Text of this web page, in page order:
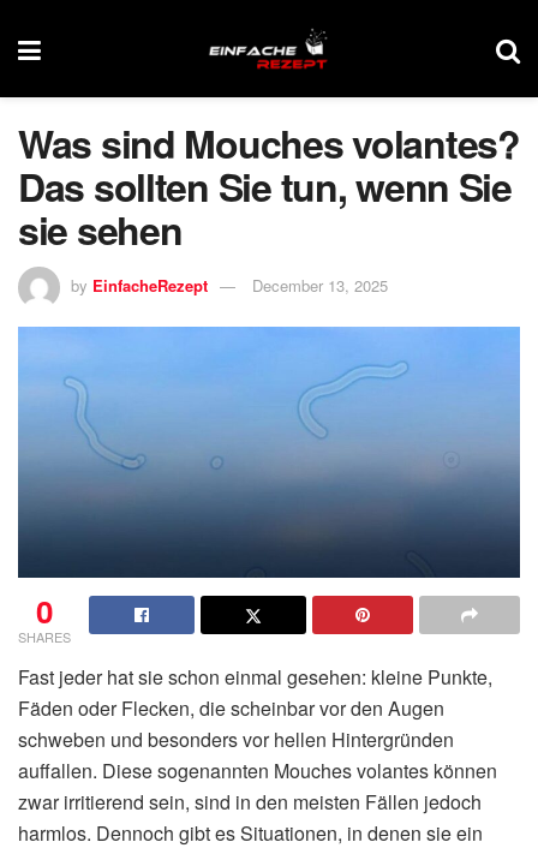
Was sind Mouches volantes?
Das sollten Sie tun, wenn Sie
sie sehen
by EinfacheRezept December 13, 2025
0
SHARES
Fast jeder hat sie schon einmal gesehen: kleine Punkte,
Fäden oder Flecken, die scheinbar vor den Augen
schweben und besonders vor hellen Hintergründen
auffallen. Diese sogenannten Mouches volantes können
zwar irritierend sein, sind in den meisten Fällen jedoch
harmlos. Dennoch gibt es Situationen, in denen sie ein